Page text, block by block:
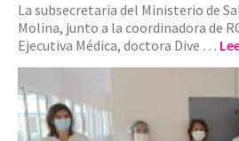
La subsecretaria del Ministerio de
Molina, junto a la coordinadora de
Ejecutiva Médica, doctora Dive …